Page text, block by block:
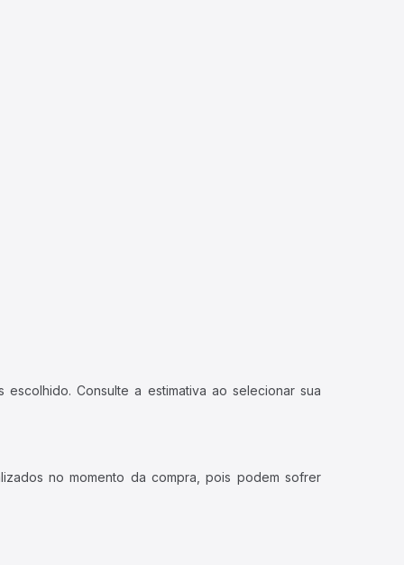
Consulte a estimativa ao selecionar sua
no momento da compra, pois podem sofrer